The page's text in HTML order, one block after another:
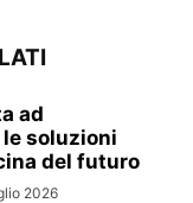
ad
soluzioni
del futuro
2026